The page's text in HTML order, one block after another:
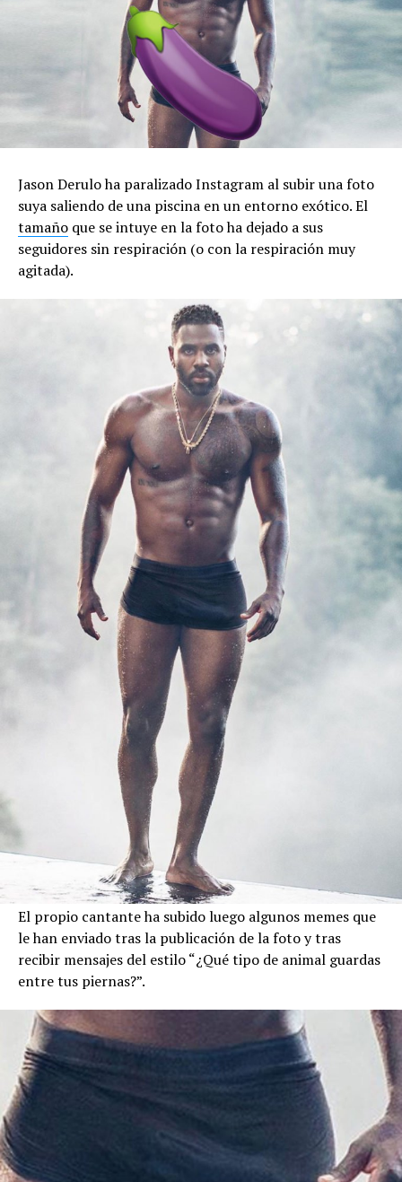
Jason Derulo ha paralizado Instagram al subir una foto
suya saliendo de una piscina en un entorno exótico. El
tamaño que se intuye en la foto ha dejado a sus
seguidores sin respiración (o con la respiración muy
agitada).
El propio cantante ha subido luego algunos memes que
le han enviado tras la publicación de la foto y tras
recibir mensajes del estilo “¿Qué tipo de animal guardas
entre tus piernas?”.